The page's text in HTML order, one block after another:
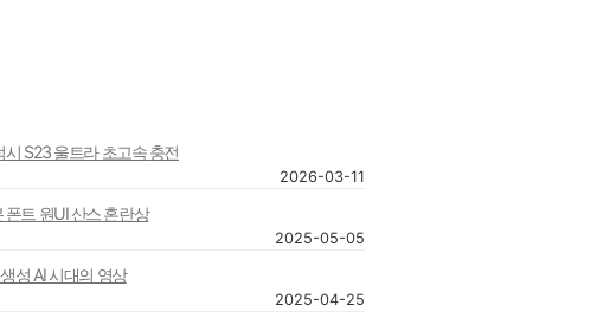
시 S23 울트라 초고속 충전
2026-03-11
트 원UI 산스 혼란상
2025-05-05
성 AI 시대의 영상
2025-04-25